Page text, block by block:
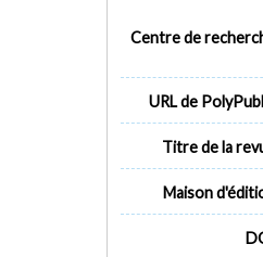
Centre de
URL de
Titre de la
Maison